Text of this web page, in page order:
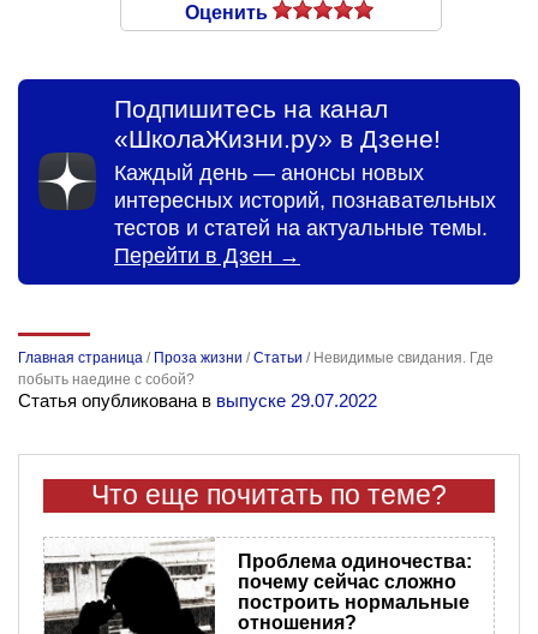
Оценить
Подпишитесь на канал
«ШколаЖизни.ру» в Дзене!
Каждый день — анонсы новых
интересных историй, познавательных
тестов и статей на актуальные темы.
Перейти в Дзен →
Главная страница / Проза жизни /Статьи / Невидимые свидания. Где
побыть наедине с собой?
Статья опубликована в выпуске 29.07.2022
Что еще почитать по теме?
Проблема одиночества:
почему сейчас сложно
построить нормальные
отношения?